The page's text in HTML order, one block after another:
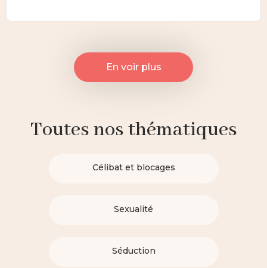
En voir plus
Toutes nos thématiques
Célibat et blocages
Sexualité
Séduction